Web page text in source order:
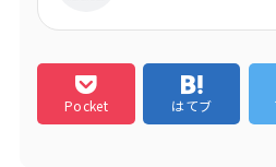
Pocket はてブ